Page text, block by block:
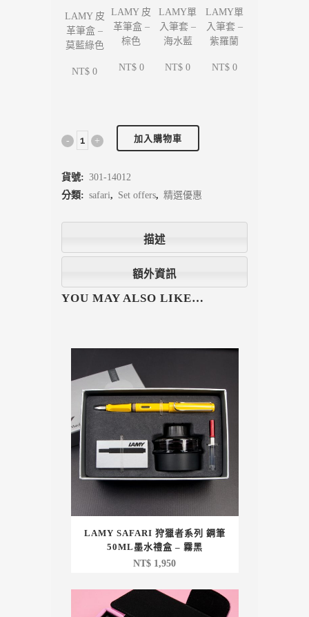
LAMY 皮
革筆盒 –
莫藍綠色
NT$ 0
LAMY 皮
革筆盒 –
棕色
NT$ 0
LAMY單
入筆套 –
海水藍
NT$ 0
LAMY單
入筆套 –
紫羅蘭
NT$ 0
加入購物車
貨號: 301-14012
分類: safari, Set offers, 精選優惠
描述
額外資訊
YOU MAY ALSO LIKE…
LAMY SAFARI 狩獵者系列 鋼筆
50ML墨水禮盒 – 霧黑
NT$ 1,950